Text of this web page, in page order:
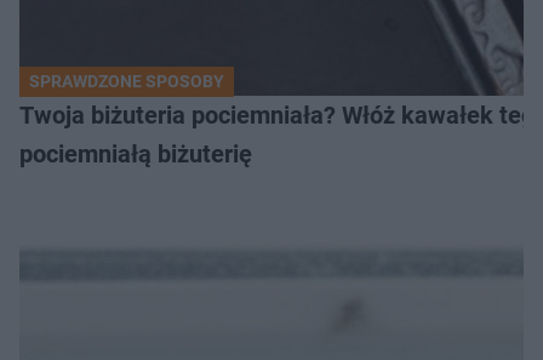
SPRAWDZONE SPOSOBY
Twoja biżuteria pociemniała? Włóż kawałek
pociemniałą biżuterię